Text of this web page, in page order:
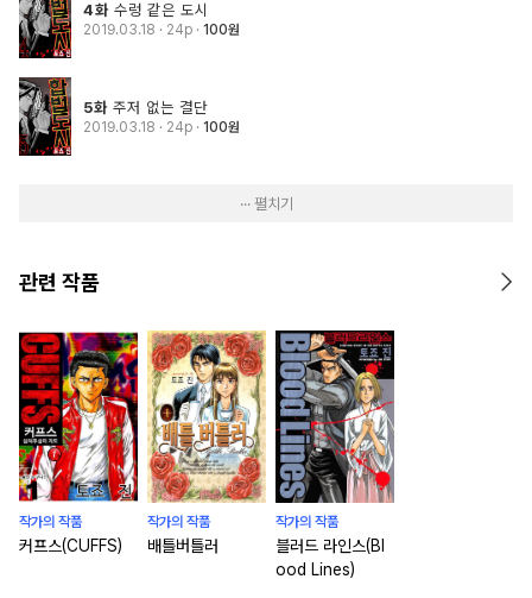
4화 수렁 같은 도시
2019.03.18 · 24p 100원
5화 주저 없는 결단
2019.03.18 · 24p 100원
··· 펼치기
관련 작품
작가의 작품
커프스(CUFFS)
작가의 작품
배틀버틀러
작가의 작품
블러드 라인스(Bl
ood Lines)